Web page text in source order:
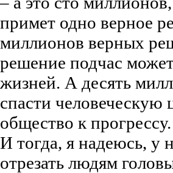
примет одно верное
миллионов верных
решение подчас
жизней. А десять
спасти
общество к прогрессу.
И тогда, я надеюсь, у
отрезать людям